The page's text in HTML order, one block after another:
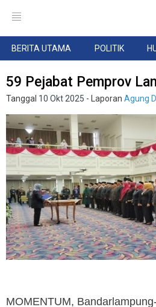
BERITA UTAMA POLITIK
59 Pejabat Pemprov
Tanggal 10 Okt 2025 - Laporan Agung
MOMENTUM, Bandarlampung